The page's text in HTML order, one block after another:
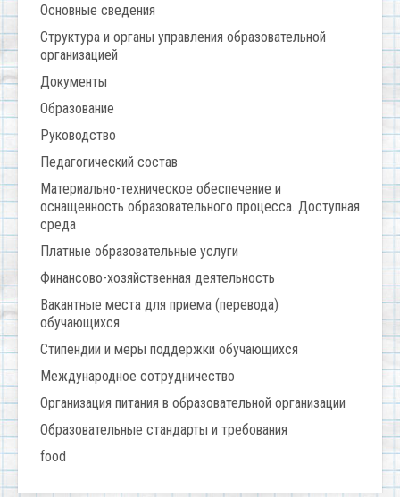
Основные сведения
Структура и органы управления образовательной
организацией
Документы
Образование
Руководство
Педагогический состав
Материально-техническое обеспечение и
оснащенность образовательного процесса. Доступная
среда
Платные образовательные услуги
Финансово-хозяйственная деятельность
Вакантные места для приема (перевода)
обучающихся
Стипендии и меры поддержки обучающихся
Международное сотрудничество
Организация питания в образовательной организации
Образовательные стандарты и требования
food